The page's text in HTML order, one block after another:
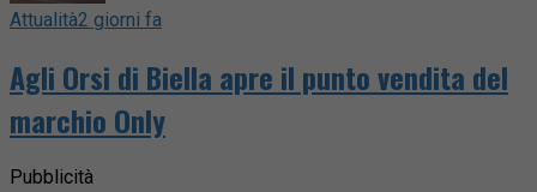
Attualità2 giorni fa
Agli Orsi di Biella apre il punto vendita del
marchio Only
Pubblicità